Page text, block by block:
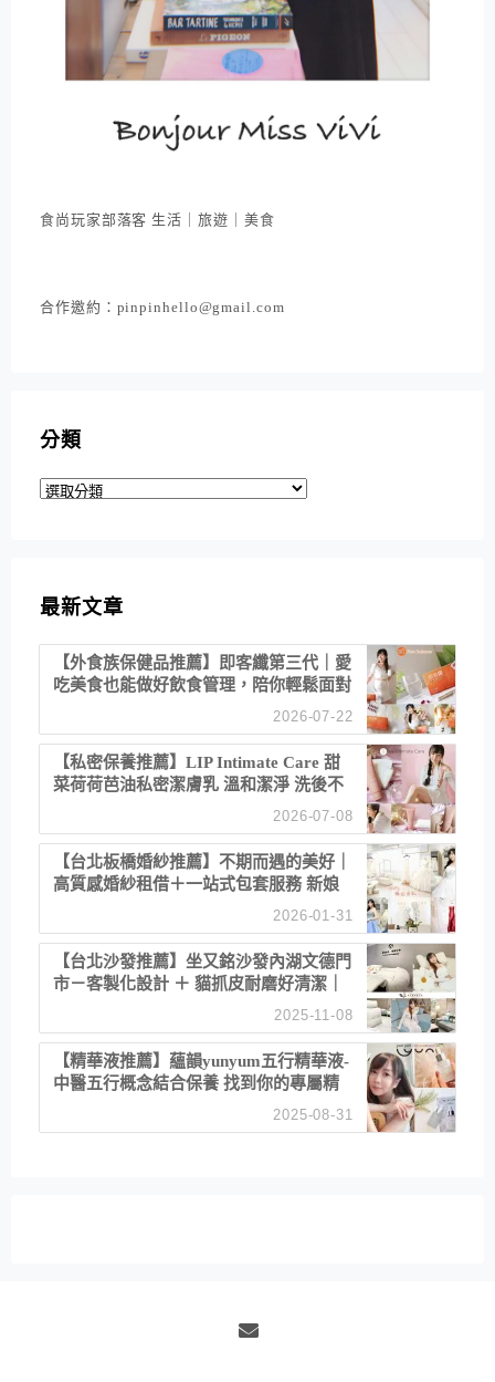
食尚玩家部落客 生活｜旅遊｜美食
合作邀約：pinpinhello@gmail.com
分類
分
最新文章
【外食族保健品推薦】即客纖第三代｜愛
吃美食也能做好飲食管理，陪你輕鬆面對
2026-07-22
【私密保養推薦】LIP Intimate Care 甜
菜荷荷芭油私密潔膚乳 溫和潔淨 洗後不
2026-07-08
【台北板橋婚紗推薦】不期而遇的美好｜
高質感婚紗租借＋一站式包套服務 新娘
2026-01-31
【台北沙發推薦】坐又銘沙發內湖文德門
市－客製化設計 ＋ 貓抓皮耐磨好清潔｜
直營直銷、價格透明 高CP值打造夢想
2025-11-08
【精華液推薦】蘊韻yunyum五行精華液-
中醫五行概念結合保養 找到你的專屬精
華！ 水㊀土㊀就選「潤・賦精華」維持
2025-08-31